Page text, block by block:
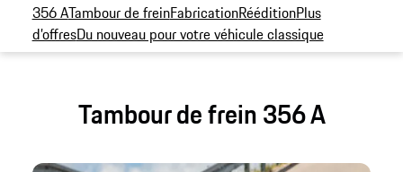
356 ATambour de freinFabricationRééditionPlus
d’offresDu nouveau pour votre véhicule classique
Tambour de frein 356 A